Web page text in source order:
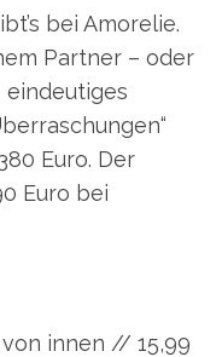
bei Amorelie.
Partner – oder
Euro. Der
Euro bei
innen // 15,99